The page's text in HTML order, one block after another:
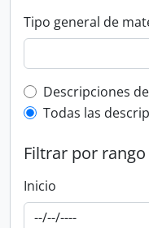
Tipo general de
Top-level
Descripciones
Todas las
Filtrar por
Inicio